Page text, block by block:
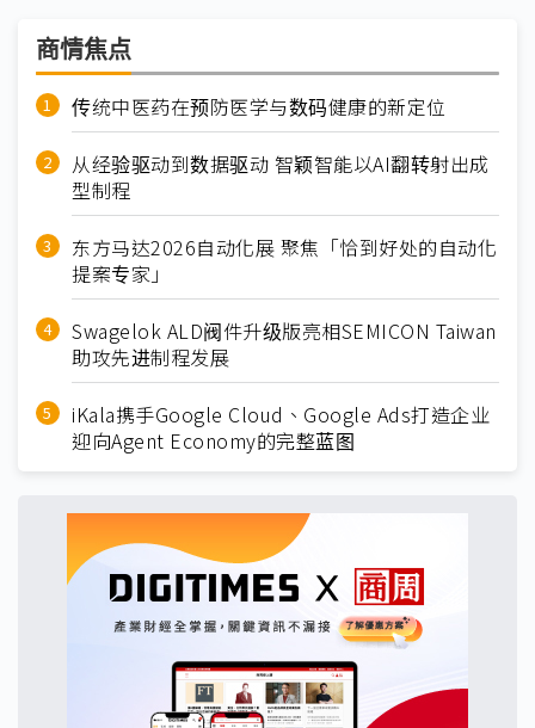
商情焦点
传统中医药在预防医学与数码健康的新定位
从经验驱动到数据驱动 智颖智能以AI翻转射出成
型制程
东方马达2026自动化展 聚焦「恰到好处的自动化
提案专家」
Swagelok ALD阀件升级版亮相SEMICON Taiwan
助攻先进制程发展
iKala携手Google Cloud、Google Ads打造企业
迎向Agent Economy的完整蓝图